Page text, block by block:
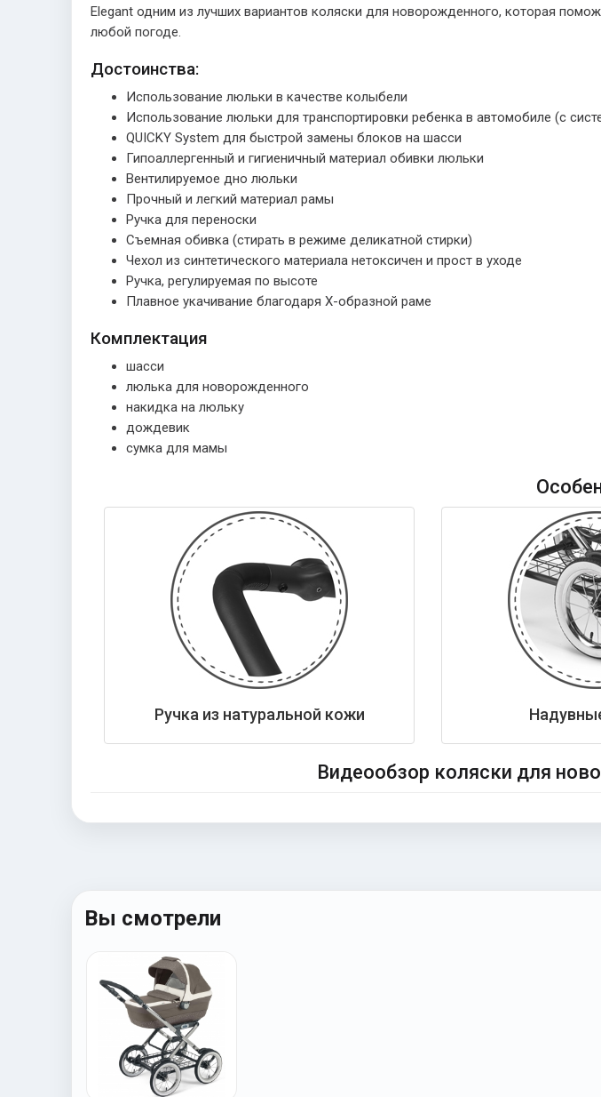
Elegant одним из лучших вариантов коляски для новорожденного, которая
любой погоде.
Достоинства:
Использование люльки в качестве колыбели
Использование люльки для транспортировки ребенка в автомобиле (с
QUICKY System для быстрой замены блоков на шасси
Гипоаллергенный и гигиеничный материал обивки люльки
Вентилируемое дно люльки
Прочный и легкий материал рамы
Ручка для переноски
Съемная обивка (стирать в режиме деликатной стирки)
Чехол из синтетического материала нетоксичен и прост в уходе
Ручка, регулируемая по высоте
Плавное укачивание благодаря Х-образной раме
Комплектация
шасси
люлька для новорожденного
накидка на люльку
дождевик
сумка для мамы
Ручка из натуральной кожи
Видеообзор коляски для
Вы смотрели